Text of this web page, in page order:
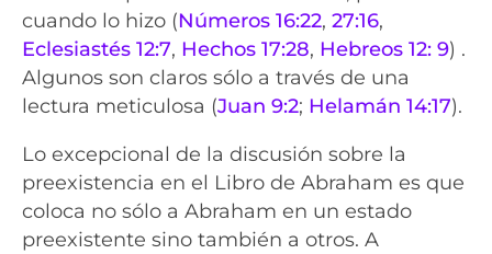
cuando lo hizo (Números 16:22, 27:16,
Eclesiastés 12:7, Hechos 17:28, Hebreos 12: 9) .
Algunos son claros sólo a través de una
lectura meticulosa (Juan 9:2; Helamán 14:17).
Lo excepcional de la discusión sobre la
preexistencia en el Libro de Abraham es que
coloca no sólo a Abraham en un estado
preexistente sino también a otros. A